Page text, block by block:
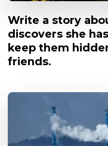
Write a story
discovers she
keep them
friends.